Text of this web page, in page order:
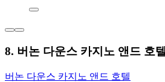
8. 버논 다운스 카지노 앤드 호텔
버논 다운스 카지노 앤드 호텔